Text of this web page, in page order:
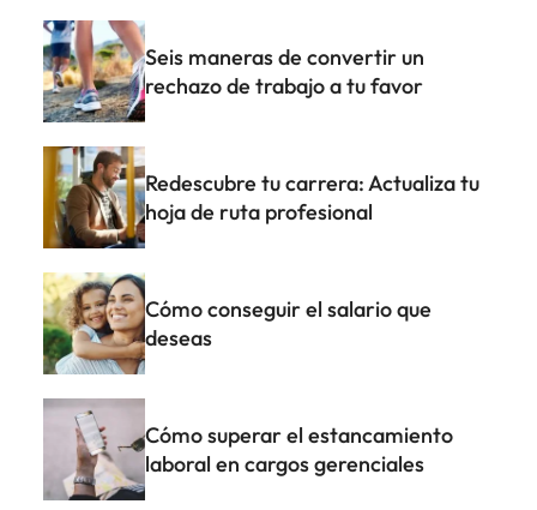
Seis maneras de convertir un
rechazo de trabajo a tu favor
Redescubre tu carrera: Actualiza tu
hoja de ruta profesional
Cómo conseguir el salario que
deseas
Cómo superar el estancamiento
laboral en cargos gerenciales